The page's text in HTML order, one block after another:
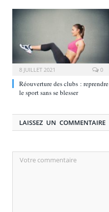
8 JUILLET 2021 0
Réouverture des clubs : reprendre
le sport sans se blesser
LAISSEZ UN COMMENTAIRE